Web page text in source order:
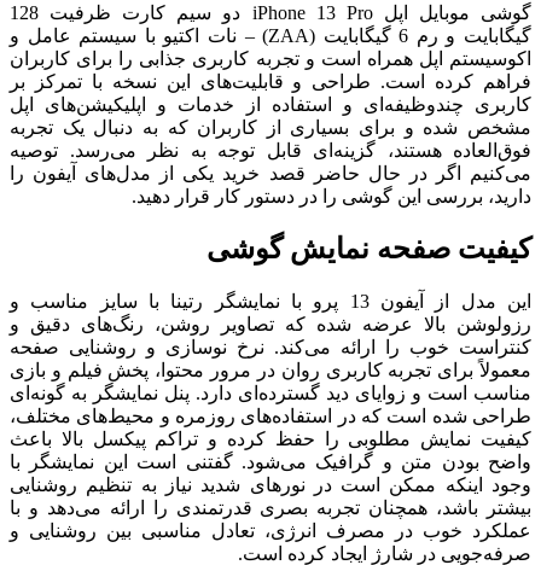
گوشی موبایل اپل iPhone 13 Pro دو سیم‌ کارت ظرفیت 128
گیگابایت و رم 6 گیگابایت (ZAA) – نات اکتیو با سیستم ‌عامل و
اکوسیستم اپل همراه است و تجربه کاربری‌ جذابی را برای کاربران
فراهم کرده است. طراحی و قابلیت‌های این نسخه با تمرکز بر
کاربری چندوظیفه‌ای و استفاده از خدمات و اپلیکیشن‌های اپل
مشخص شده و برای بسیاری از کاربران که به دنبال یک تجربه
فوق‌العاده هستند، گزینه‌ای قابل توجه به نظر می‌رسد. توصیه
می‌کنیم اگر در حال حاضر قصد خرید یکی از مدل‌های آیفون را
دارید، بررسی این گوشی را در دستور کار قرار دهید.
کیفیت صفحه نمایش گوشی
این مدل از آیفون 13 پرو با نمایشگر رتینا با سایز مناسب و
رزولوشن بالا عرضه شده که تصاویر روشن، رنگ‌های دقیق و
کنتراست خوب را ارائه می‌کند. نرخ نوسازی و روشنایی صفحه
معمولاً برای تجربه کاربری روان در مرور محتوا، پخش فیلم و بازی
مناسب است و زوایای دید گسترده‌ای دارد. پنل نمایشگر به ‌گونه‌ای
طراحی شده است که در استفاده‌های روزمره و محیط‌های مختلف،
کیفیت نمایش مطلوبی را حفظ کرده و تراکم پیکسل بالا باعث
واضح بودن متن و گرافیک می‌شود. گفتنی است این نمایشگر با
وجود اینکه ممکن است در نور‌های شدید نیاز به تنظیم روشنایی
بیشتر باشد، همچنان تجربه بصری قدرتمندی را ارائه می‌دهد و با
عملکرد خوب در مصرف انرژی، تعادل مناسبی بین روشنایی و
صرفه‌جویی در شارژ ایجاد کرده است.